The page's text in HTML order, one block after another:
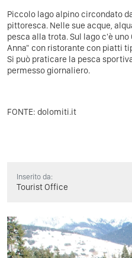
Piccolo lago alpino circondato
pittoresca. Nelle sue acque,
pesca alla trota. Sul lago c'è
Anna" con ristorante con piatti
Si può praticare la pesca
permesso giornaliero.
FONTE: dolomiti.it
Inserito da:
Tourist Office